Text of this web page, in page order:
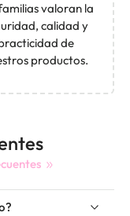
valoran la
calidad y
de
productos.